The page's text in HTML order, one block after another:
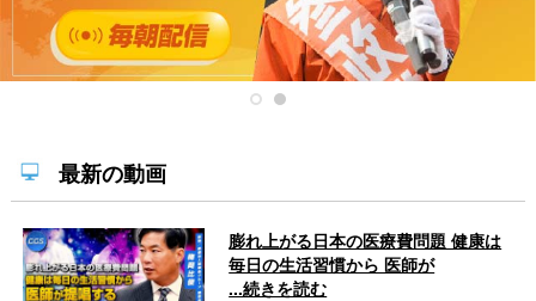
セミナーに参加
研修・ツアーに参加
最新の動画
膨れ上がる日本の医療費問題 健康は
毎日の生活習慣から 医師が
...続きを読む